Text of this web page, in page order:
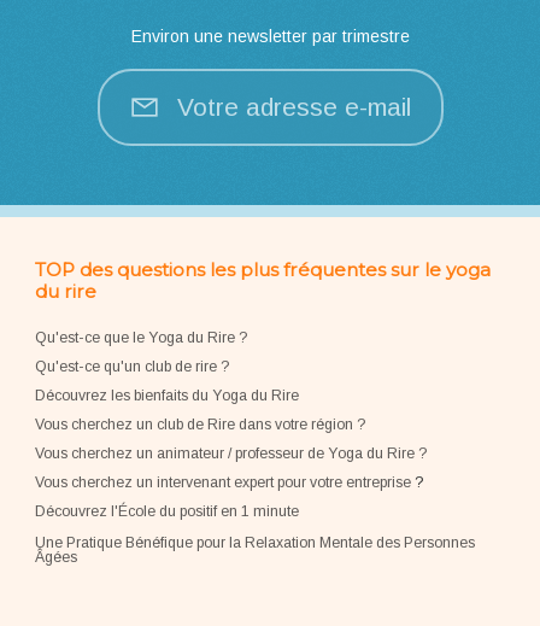
Environ une newsletter par trimestre
Votre adresse e-mail
TOP des questions les plus fréquentes sur le yoga
du rire
Qu'est-ce que le Yoga du Rire ?
Qu'est-ce qu'un club de rire ?
Découvrez les bienfaits du Yoga du Rire
Vous cherchez un club de Rire dans votre région ?
Vous cherchez un animateur / professeur de Yoga du Rire ?
Vous cherchez un intervenant expert pour votre entreprise?
Découvrez l'École du positif en 1 minute
Une Pratique Bénéfique pour la Relaxation Mentale des Personnes
Âgées